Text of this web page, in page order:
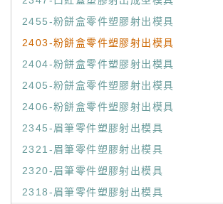
2455-粉餅盒零件塑膠射出模具
2403-粉餅盒零件塑膠射出模具
2404-粉餅盒零件塑膠射出模具
2405-粉餅盒零件塑膠射出模具
2406-粉餅盒零件塑膠射出模具
2345-眉筆零件塑膠射出模具
2321-眉筆零件塑膠射出模具
2320-眉筆零件塑膠射出模具
2318-眉筆零件塑膠射出模具